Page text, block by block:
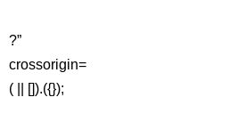
?”
crossorigin=
( || []).({});